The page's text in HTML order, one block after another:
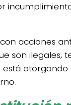
acciones
son ilegales,
otorgando